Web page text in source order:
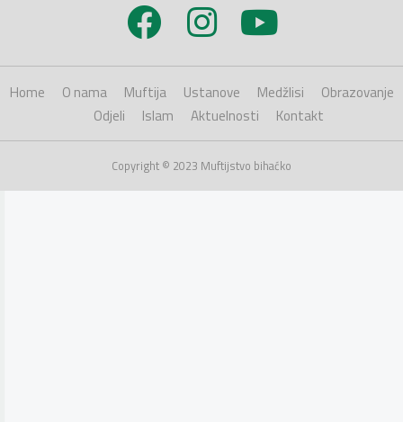
Home O nama Muftija Ustanove Medžlisi
Obrazovanje
Odjeli
Islam Aktuelnosti Kontakt
Copyright © 2023 Muftijstvo bihaćko